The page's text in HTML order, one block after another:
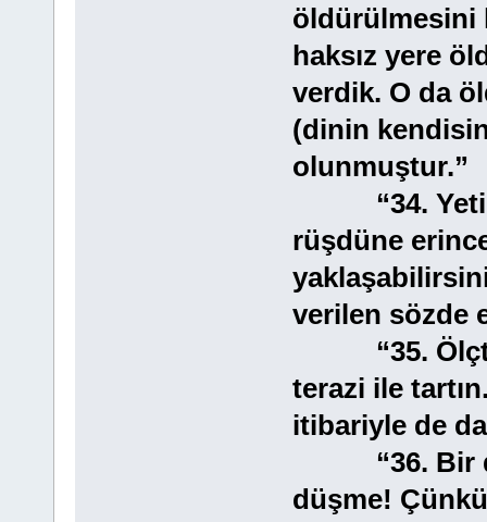
öldürülmesini
haksız yere
verdik. O da
(dinin
olunmuştur.”
“34.
rüşdüne
verilen sözde
“35.
terazi ile
itibariyle de
“36. Bir de
düşme!